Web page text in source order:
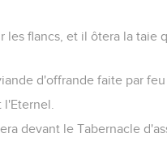
les flancs, et il ôtera la taie
d'offrande faite par feu
devant le Tabernacle